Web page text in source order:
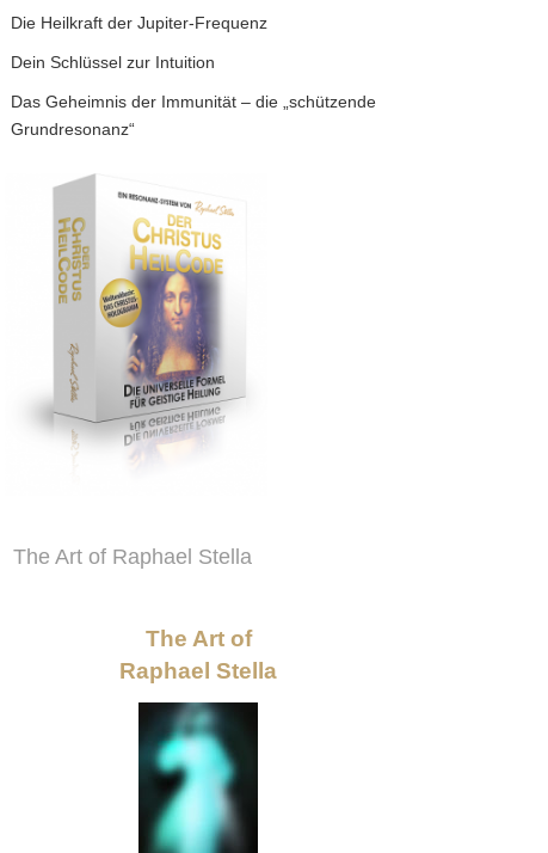
Die Heilkraft der Jupiter-Frequenz
Dein Schlüssel zur Intuition
Das Geheimnis der Immunität – die „schützende
Grundresonanz“
The Art of Raphael Stella
The Art of
Raphael Stella